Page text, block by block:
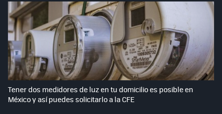
Tener dos medidores de luz en tu domicilio es posible en
México y así puedes solicitarlo a la CFE